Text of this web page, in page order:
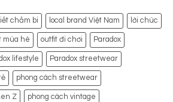
chấm bi local brand Việt Nam lời chúc
mùa hè outfit đi chơi Paradox
lifestyle Paradox streetwear
phong cách streetwear
Z phong cách vintage